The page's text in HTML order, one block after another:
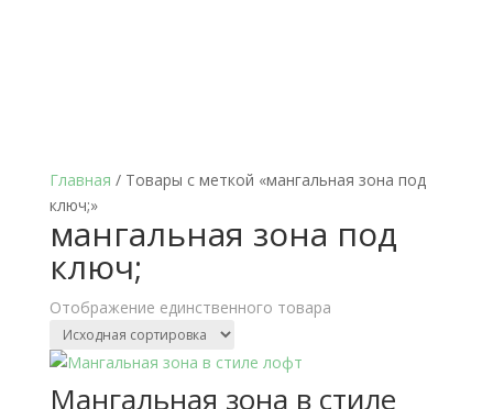
Главная / Товары с меткой «мангальная зона под
ключ;»
мангальная зона под
ключ;
Отображение единственного товара
Мангальная зона в стиле